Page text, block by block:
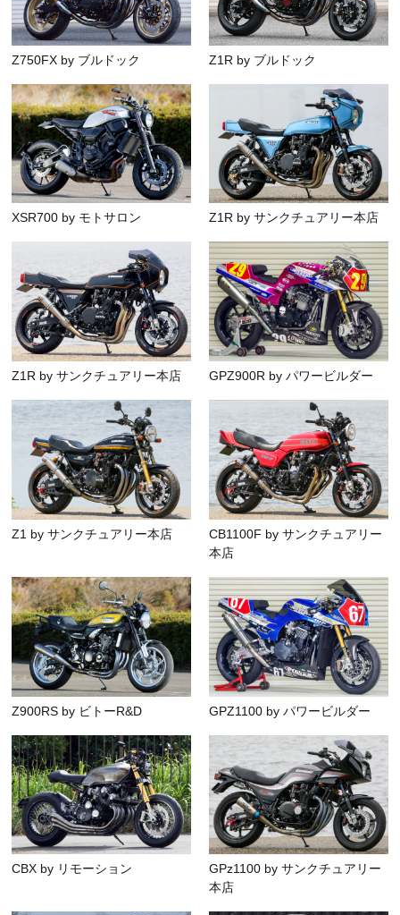
Z750FX by ブルドック Z1R by ブルドック
XSR700 by モトサロン Z1R by サンクチュアリー本店
Z1R by サンクチュアリー本店 GPZ900R by パワービルダー
Z1 by サンクチュアリー本店
CB1100F by サンクチュアリー
本店
Z900RS by ビトーR&D GPZ1100 by パワービルダー
CBX by リモーション
GPz1100 by サンクチュアリー
本店